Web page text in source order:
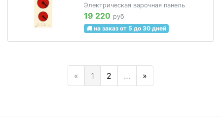
Электрическая варочная панель
19 220 руб
на заказ от 5 до 30 дней
« 1 2 … »